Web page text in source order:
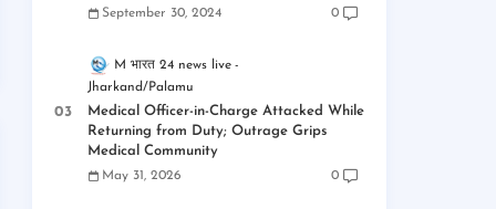
September 30, 2024 0
M भारत 24 news live
Jharkand/Palamu
Medical Officer-in-Charge Attacked While
Returning from Duty; Outrage Grips
Medical Community
May 31, 2026 0